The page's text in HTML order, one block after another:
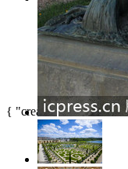
早晚各一杯，
{ "creativeid":